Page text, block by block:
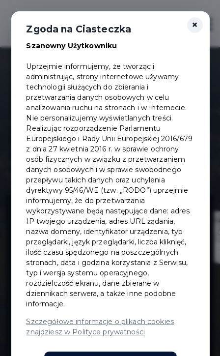
Przebudowa ul.
Paderewskiego
na odcinku od
ul.
Modrzewskiego
do ul. Norwida
×
Zgoda na Ciasteczka
Szanowny Użytkowniku
Uprzejmie informujemy, że tworząc i
administrując, strony internetowe używamy
technologii służących do zbierania i
przetwarzania danych osobowych w celu
analizowania ruchu na stronach i w Internecie.
Nie personalizujemy wyświetlanych treści.
Realizując rozporządzenie Parlamentu
Europejskiego i Rady Unii Europejskiej 2016/679
z dnia 27 kwietnia 2016 r. w sprawie ochrony
osób fizycznych w związku z przetwarzaniem
danych osobowych i w sprawie swobodnego
przepływu takich danych oraz uchylenia
dyrektywy 95/46/WE (tzw. „RODO”) uprzejmie
informujemy, że do przetwarzania
wykorzystywane będą następujące dane: adres
IP twojego urządzenia, adres URL żądania,
nazwa domeny, identyfikator urządzenia, typ
przeglądarki, język przeglądarki, liczba kliknięć,
ilość czasu spędzonego na poszczególnych
stronach, data i godzina korzystania z Serwisu,
typ i wersja systemu operacyjnego,
rozdzielczość ekranu, dane zbierane w
dziennikach serwera, a także inne podobne
informacje.
Szczegółowe informacje o plikach cookies
znajdziesz w Polityce prywatności